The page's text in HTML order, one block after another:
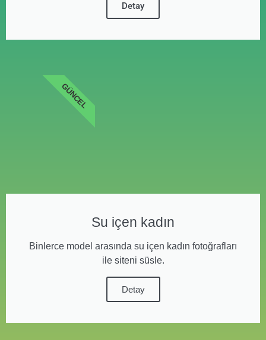
Detay
Su içen kadın
Binlerce model arasında su içen kadın fotoğrafları
ile siteni süsle.
Detay
GÜNCEL